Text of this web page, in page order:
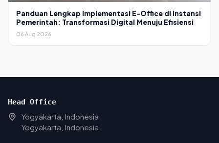
Panduan Lengkap Implementasi E-Office di Instansi
Pemerintah: Transformasi Digital Menuju Efisiensi
06 Aug 2026
Head Office
Yogyakarta, Indonesia
Yogyakarta, Indonesia